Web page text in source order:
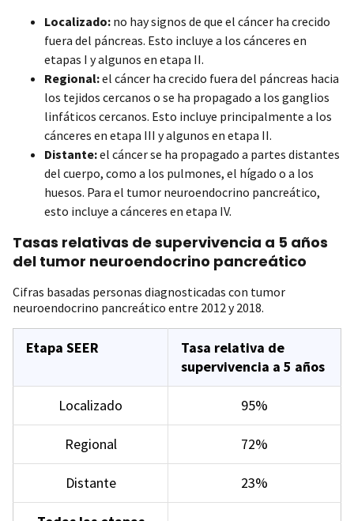
Localizado: no hay signos de que el cáncer ha crecido
fuera del páncreas. Esto incluye a los cánceres en
etapas I y algunos en etapa II.
Regional:el cáncer ha crecido fuera del páncreas hacia
los tejidos cercanos o se ha propagado a los ganglios
linfáticos cercanos. Esto incluye principalmente a los
cánceres en etapa III y algunos en etapa II.
Distante:el cáncer se ha propagado a partes distantes
del cuerpo, como a los pulmones, el hígado o a los
huesos. Para el tumor neuroendocrino pancreático,
esto incluye a cánceres en etapa IV.
Tasas relativas de supervivencia a 5 años
del tumor neuroendocrino pancreático
Cifras basadas personas diagnosticadas con tumor
neuroendocrino pancreático entre 2012 y 2018.
Etapa SEER
Tasa relativa de
supervivencia a 5 años
Localizado 95%
Regional 72%
Distante 23%